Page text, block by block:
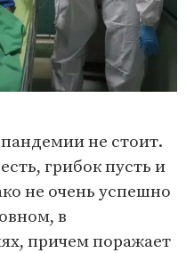
не стоит.
грибок пусть и
не очень успешно
в
причем поражает